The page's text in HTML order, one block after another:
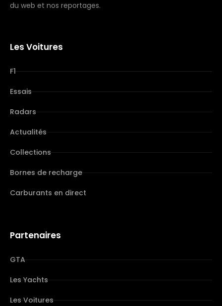
du web et nos reportages.
Les Voitures
F1
Essais
Radars
Actualités
Collections
Bornes de recharge
Carburants en direct
Partenaires
GTA
Les Yachts
Les Voitures